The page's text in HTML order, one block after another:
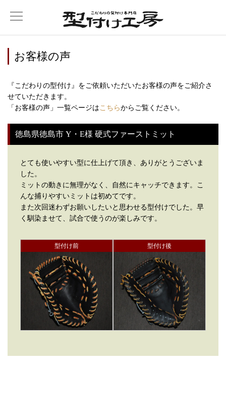
お客様の声
『こだわりの型付け』をご依頼いただいたお客様の声をご紹介さ
せていただきます。
「お客様の声」一覧ページはこちらからご覧ください。
徳島県徳島市 Y・E様 硬式ファーストミット
とても使いやすい型に仕上げて頂き、ありがとうございま
した。
ミットの動きに無理がなく、自然にキャッチできます。こ
んな捕りやすいミットは初めてです。
また次回迷わずお願いしたいと思わせる型付けでした。早
く馴染ませて、試合で使うのが楽しみです。
型付け前 型付け後